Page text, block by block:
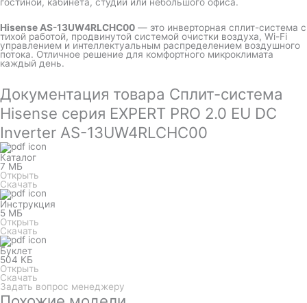
Hisense AS-13UW4RLCHC00 — это инверторная сплит-система с
тихой работой, продвинутой системой очистки воздуха, Wi-Fi
управлением и интеллектуальным распределением воздушного
потока. Отличное решение для комфортного микроклимата
каждый день.
Документация товара Сплит-система
Hisense серия EXPERT PRO 2.0 EU DC
Inverter AS-13UW4RLCHC00
Каталог
7 МБ
Открыть
Скачать
Инструкция
5 МБ
Открыть
Скачать
Буклет
504 КБ
Открыть
Скачать
Задать вопрос менеджеру